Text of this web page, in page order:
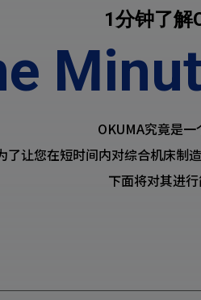
1分钟了解
OKUMA究竟是一
了让您在短时间内对综合机床制
下面将对其进行